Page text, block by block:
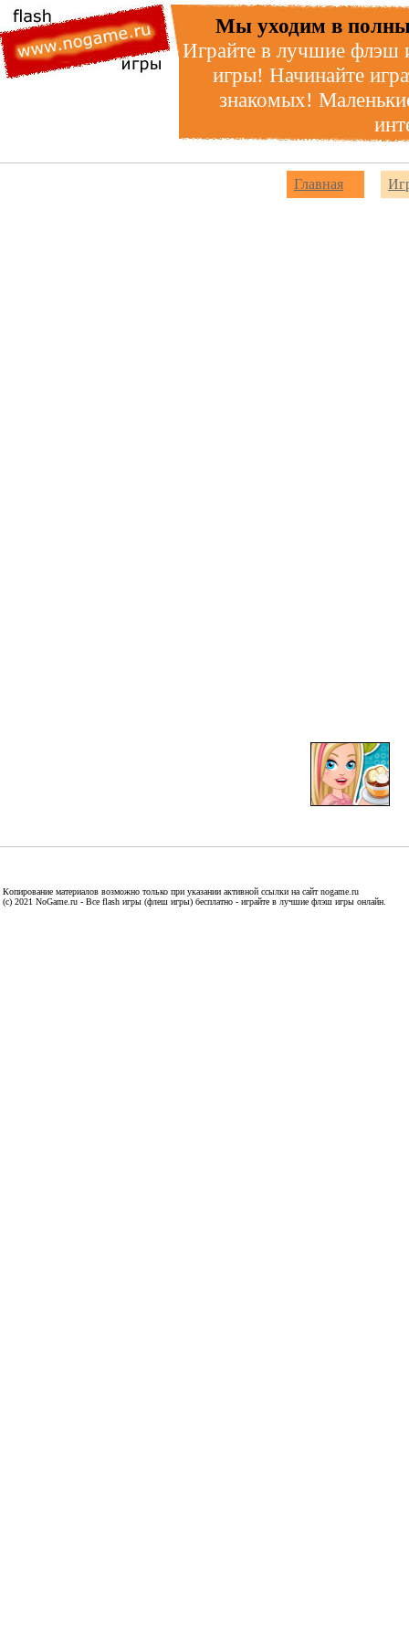
Мы уходим в
Играйте в лучшие флэш
игры! Начинайте
знакомых!
Главная
Копирование материалов возможно только при указании активной ссылки на сайт nogame.ru
(c) 2021 NoGame.ru - Все flash игры (флеш игры) бесплатно - играйте в лучшие флэш игры онлайн.